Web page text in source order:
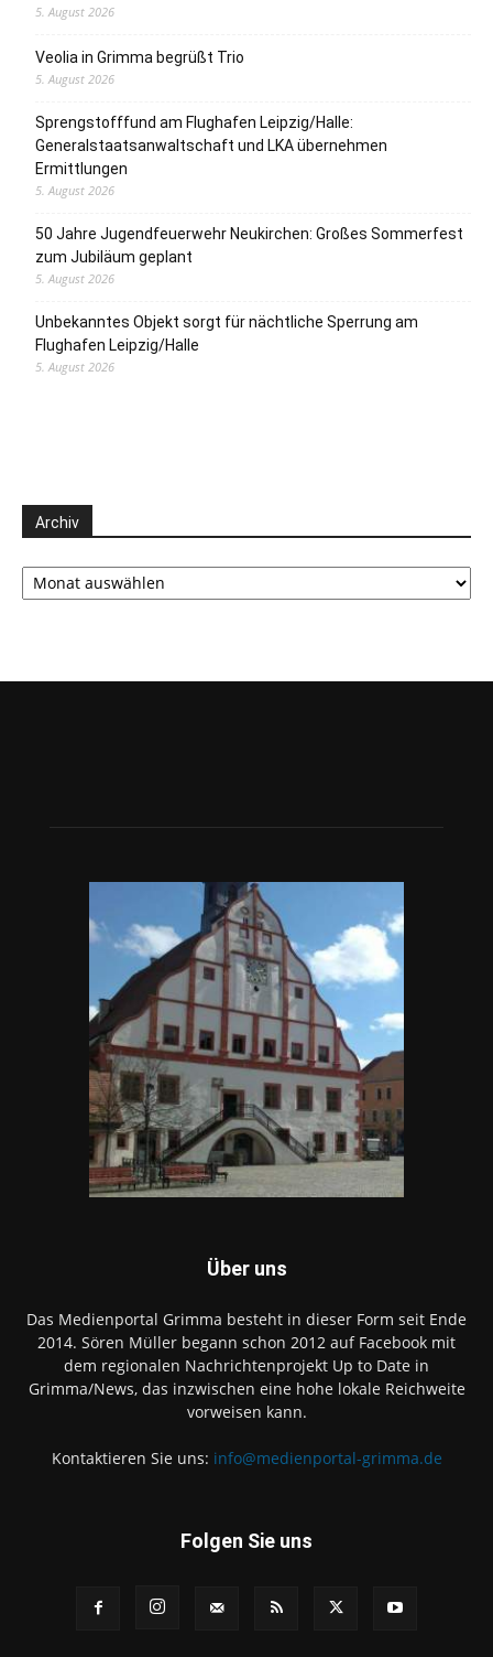
5. August 2026
Veolia in Grimma begrüßt Trio
5. August 2026
Sprengstofffund am Flughafen Leipzig/Halle:
Generalstaatsanwaltschaft und LKA übernehmen
Ermittlungen
5. August 2026
50 Jahre Jugendfeuerwehr Neukirchen: Großes Sommerfest
zum Jubiläum geplant
5. August 2026
Unbekanntes Objekt sorgt für nächtliche Sperrung am
Flughafen Leipzig/Halle
5. August 2026
Archiv
Archiv
Über uns
Das Medienportal Grimma besteht in dieser Form seit Ende
2014. Sören Müller begann schon 2012 auf Facebook mit
dem regionalen Nachrichtenprojekt Up to Date in
Grimma/News, das inzwischen eine hohe lokale Reichweite
vorweisen kann.
Kontaktieren Sie uns: info@medienportal-grimma.de
Folgen Sie uns